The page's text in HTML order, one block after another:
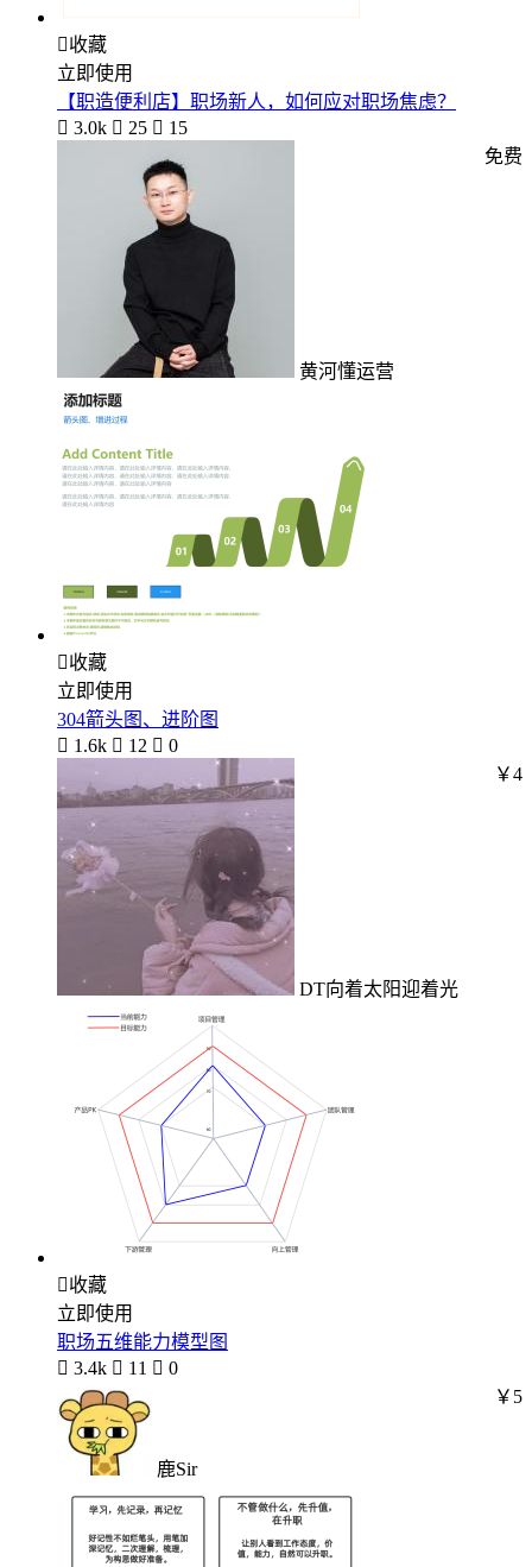
收藏
立即使用
【职造便利店】职场新人，如何应对职场焦虑？
 3.0k  25  15
黄河懂运营
免费
收藏
立即使用
304箭头图、进阶图
 1.6k  12  0
DT向着太阳迎着光
￥4
收藏
立即使用
职场五维能力模型图
 3.4k  11  0
鹿Sir
￥5